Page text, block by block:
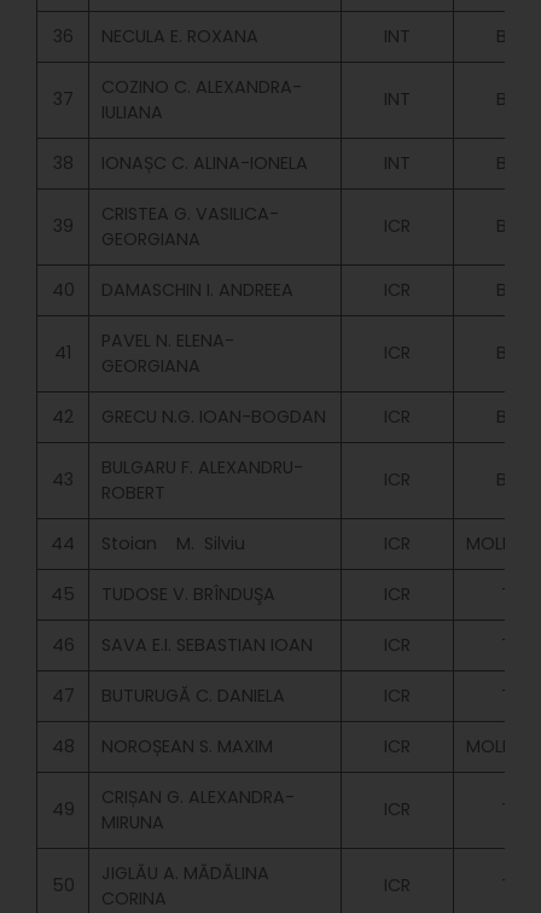
36 NECULA E. ROXANA INT
37
COZINO C. ALEXANDRA-
IULIANA
INT
38 IONAȘC C. ALINA-IONELA INT
39
CRISTEA G. VASILICA-
GEORGIANA
ICR
40 DAMASCHIN I. ANDREEA ICR
41
PAVEL N. ELENA-
GEORGIANA
ICR
42 GRECU N.G. IOAN-BOGDAN ICR
43
BULGARU F. ALEXANDRU-
ROBERT
ICR
44 Stoian M. Silviu ICR
45 TUDOSE V. BRÎNDUŞA ICR
46 SAVA E.I. SEBASTIAN IOAN ICR
47 BUTURUGĂ C. DANIELA ICR
48 NOROȘEAN S. MAXIM ICR
49
CRIȘAN G. ALEXANDRA-
MIRUNA
ICR
50
JIGLĂU A. MĂDĂLINA
CORINA
ICR